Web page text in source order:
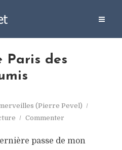
Paris des
(Pierre Pevel)
Commenter
passe de mon